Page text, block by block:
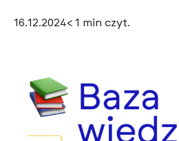
16.12.2024< 1 min czyt.